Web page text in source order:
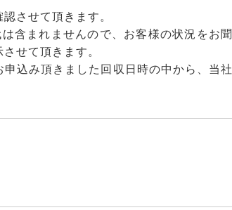
させて頂きます。
含まれませんので、お客様の状況をお聞
せて頂きます。
込み頂きました回収日時の中から、当社